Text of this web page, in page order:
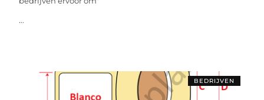
...
BEDRIJVEN